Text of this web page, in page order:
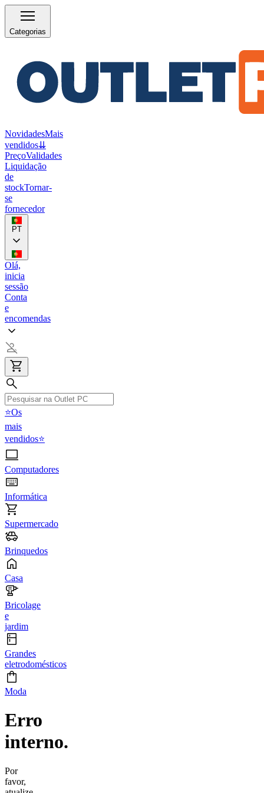
Categorias
NovidadesMais
vendidos⇊
PreçoValidades
Liquidação
de
stockTornar-
se
fornecedor
PT
Olá,
inicia
sessão
Conta
e
encomendas
⭐Os
mais
vendidos⭐
Computadores
Informática
Supermercado
Brinquedos
Casa
Bricolage
e
jardim
Grandes
eletrodomésticos
Moda
Erro
interno.
Por
favor,